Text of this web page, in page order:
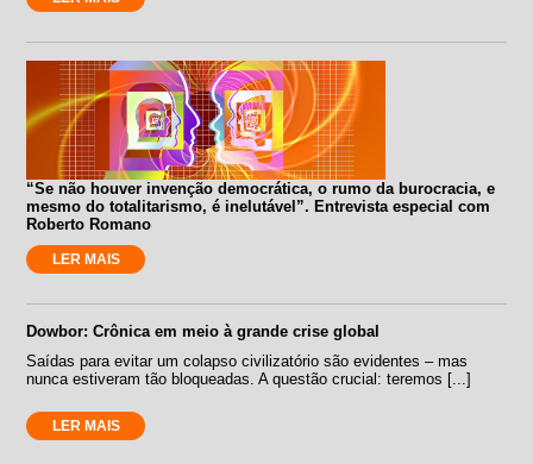
“Se não houver invenção democrática, o rumo da burocracia, e
mesmo do totalitarismo, é inelutável”. Entrevista especial com
Roberto Romano
LER MAIS
Dowbor: Crônica em meio à grande crise global
Saídas para evitar um colapso civilizatório são evidentes – mas
nunca estiveram tão bloqueadas. A questão crucial: teremos [...]
LER MAIS